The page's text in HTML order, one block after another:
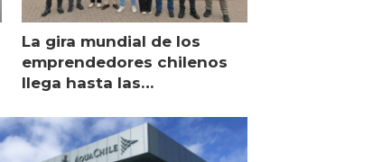
La gira mundial de los
emprendedores chilenos
llega hasta las
Escocia